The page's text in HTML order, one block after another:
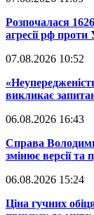
​Розпочалася
агресії рф проти
07.08.2026 10:52
викликає
06.08.2026 16:43
​Справа
змінює версії та
06.08.2026 15:24
​Ціна гучних